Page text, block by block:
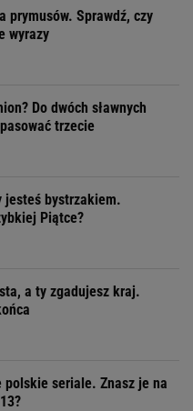
prymusów. Sprawdź, czy
wyrazy
Do dwóch sławnych
trzecie
jesteś bystrzakiem.
Piątce?
a ty zgadujesz kraj.
polskie seriale. Znasz je na